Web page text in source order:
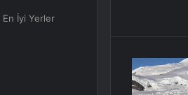
En İyi Yerler